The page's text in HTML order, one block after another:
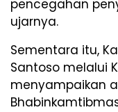
pencegahan
ujarnya.
Sementara itu,
Santoso melalui
menyampaikan